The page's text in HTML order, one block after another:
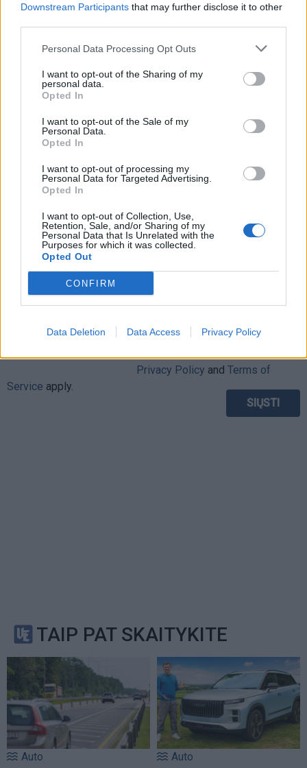
Downstream Participants that may further disclose it to other
Personal Data Processing Opt Outs
I want to opt-out of the Sharing of my
personal data.
Opted In
I want to opt-out of the Sale of my
Personal Data.
Opted In
I want to opt-out of processing my
Personal Data for Targeted Advertising.
Opted In
I want to opt-out of Collection, Use,
Retention, Sale, and/or Sharing of my
Personal Data that Is Unrelated with the
Purposes for which it was collected.
Opted Out
CONFIRM
Data Deletion Data Access Privacy Policy
Komentarai
Rašyti komentarą
Jūsų vardas
Komentaras
This site is protected by
Privacy Policy and Terms of
Service apply.
TAIP PAT SKAITYKITE
Auto Auto